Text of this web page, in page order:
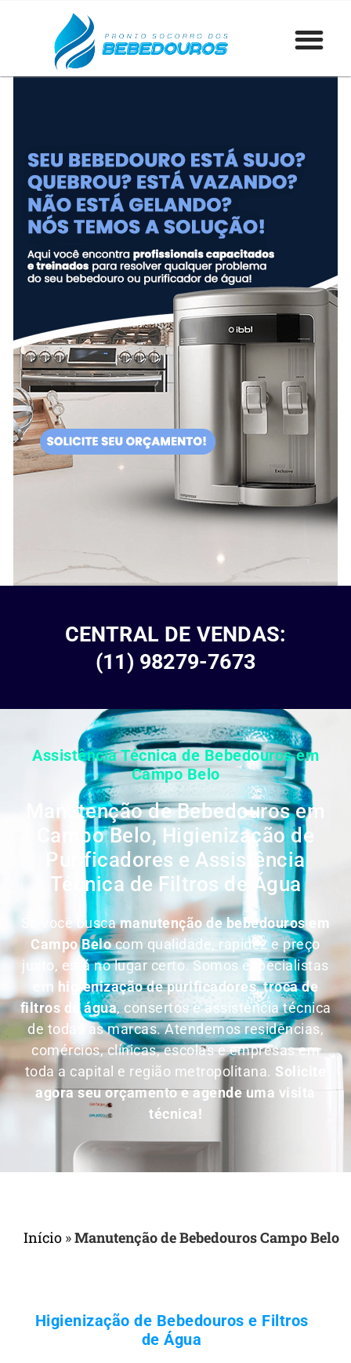
CENTRAL DE VENDAS:
(11) 98279-7673
Assistência Técnica de Bebedouros em
Campo Belo
Manutenção de Bebedouros em
Campo Belo, Higienização de
Purificadores e Assistência
Técnica de Filtros de Água
Se você buscamanutenção de bebedouros em
Campo Belocom qualidade, rapidez e preço
justo, está no lugar certo. Somos especialistas
em higienização de purificadores,troca de
filtros de água, consertos e assistência técnica
de todas as marcas. Atendemos residências,
comércios, clínicas, escolas e empresas em
toda a capital e região metropolitana. Solicite
agora seu orçamento e agende uma visita
técnica!
Início »Manutenção de Bebedouros Campo Belo
Higienização de Bebedouros e Filtros
de Água